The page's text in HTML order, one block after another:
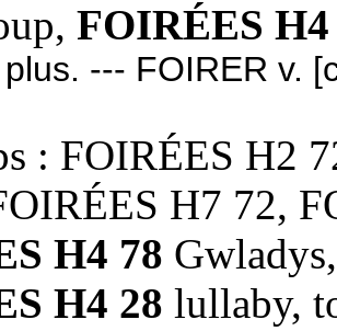
FOIRÉES H4
--- FOIRER v.
: FOIRÉES H2
H7 72,
H4 78
H4 28 lullaby,